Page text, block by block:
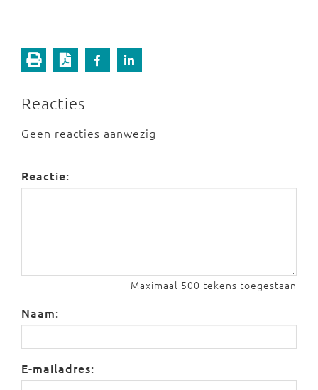
Reacties
Geen reacties aanwezig
Reactie:
Maximaal 500 tekens toegestaan
Naam:
E-mailadres: